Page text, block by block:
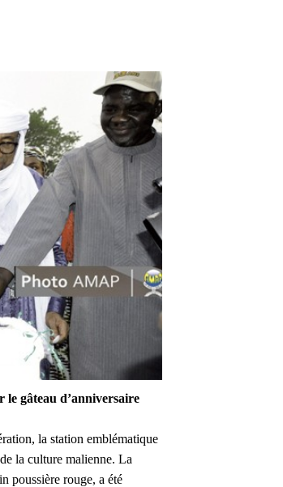
le gâteau d’anniversaire
la station emblématique
la culture malienne. La
poussière rouge, a été